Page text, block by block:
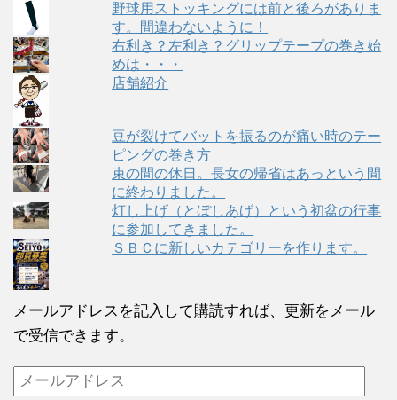
野球用ストッキングには前と後ろがありま
す。間違わないように！
右利き？左利き？グリップテープの巻き始
めは・・・
店舗紹介
豆が裂けてバットを振るのが痛い時のテー
ピングの巻き方
束の間の休日。長女の帰省はあっという間
に終わりました。
灯し上げ（とぼしあげ）という初盆の行事
に参加してきました。
ＳＢＣに新しいカテゴリーを作ります。
メールアドレスを記入して購読すれば、更新をメール
で受信できます。